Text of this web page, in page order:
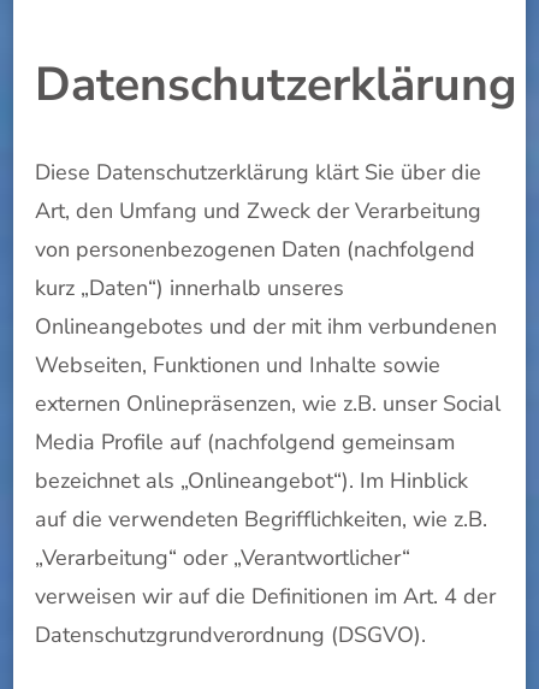
Datenschutzerklärung
Diese Datenschutzerklärung klärt Sie über die
Art, den Umfang und Zweck der Verarbeitung
von personenbezogenen Daten (nachfolgend
kurz „Daten“) innerhalb unseres
Onlineangebotes und der mit ihm verbundenen
Webseiten, Funktionen und Inhalte sowie
externen Onlinepräsenzen, wie z.B. unser Social
Media Profile auf (nachfolgend gemeinsam
bezeichnet als „Onlineangebot“). Im Hinblick
auf die verwendeten Begrifflichkeiten, wie z.B.
„Verarbeitung“ oder „Verantwortlicher“
verweisen wir auf die Definitionen im Art. 4 der
Datenschutzgrundverordnung (DSGVO).